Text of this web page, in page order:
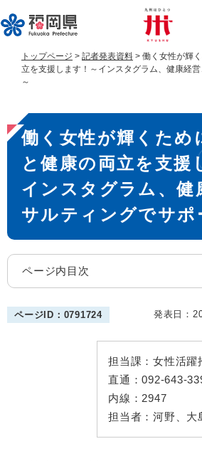
ー
ジ
。
ニ
ュ
て
本
トップページ > 記者発表資料 > 働く女性が輝
立を支援します！～インスタグラム、健康経
～
本
文
働く女性が輝くため
と健康の両立を支援
インスタグラム、健
サルティングでサポ
ページ内目次
ページID：0791724 発表日：
担当課： 女性活躍
直通：092-643-
内線： 2947
担当者： 河野、大